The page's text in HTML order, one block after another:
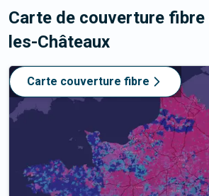
Carte de couverture fibre
les-Châteaux
Carte couverture fibre